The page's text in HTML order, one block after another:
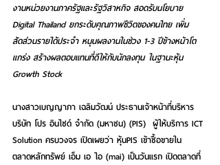
งานหน่วยงานภาครัฐและรัฐวิสาหกิจ สอดรับนโยบาย
Digital Thailand ยกระดับคุณภาพชีวิตของคนไทย เพิ่ม
สัดส่วนรายได้ประจำ หนุนผลงานในช่วง 1-3 ปีข้างหน้าโต
แกร่ง สร้างผลตอบแทนที่ดีให้กับนักลงทุน ในฐานะหุ้น
Growth Stock
นางสาวเบญญาภา เฉลิมวัฒน์ ประธานเจ้าหน้าที่บริหาร
บริษัท โปร อินไซด์ จำกัด (มหาชน) (PIS)  ผู้ให้บริการ ICT
Solution ครบวงจร เปิดเผยว่า หุ้นPIS เข้าซื้อขายใน
ตลาดหลักทรัพย์ เอ็ม เอ ไอ (mai) เป็นวันแรก เปิดตลาดที่